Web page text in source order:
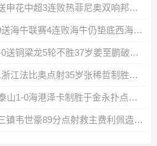
近3轮首胜！铁人3-1送申花中超3连败热菲尼奥双响邦本宜裕传射
笑傲德比！西海岸2-0送海牛联赛4连败海牛仍垫底西海岸升至第二
终结2连败！新鹏城2-0送铜梁龙5轮不胜37岁姜至鹏破门韦斯利建功
近三轮首胜！国安2-1浙江法比奥点射35岁张稀哲制胜王钰栋送助攻
换帅后开门红！十人泰山1-0海港泽卡制胜于金永扑点海港三球被吹
蓉城5连平！蓉城1-1三镇韦世豪89分点射救主费利佩造点李昂破门